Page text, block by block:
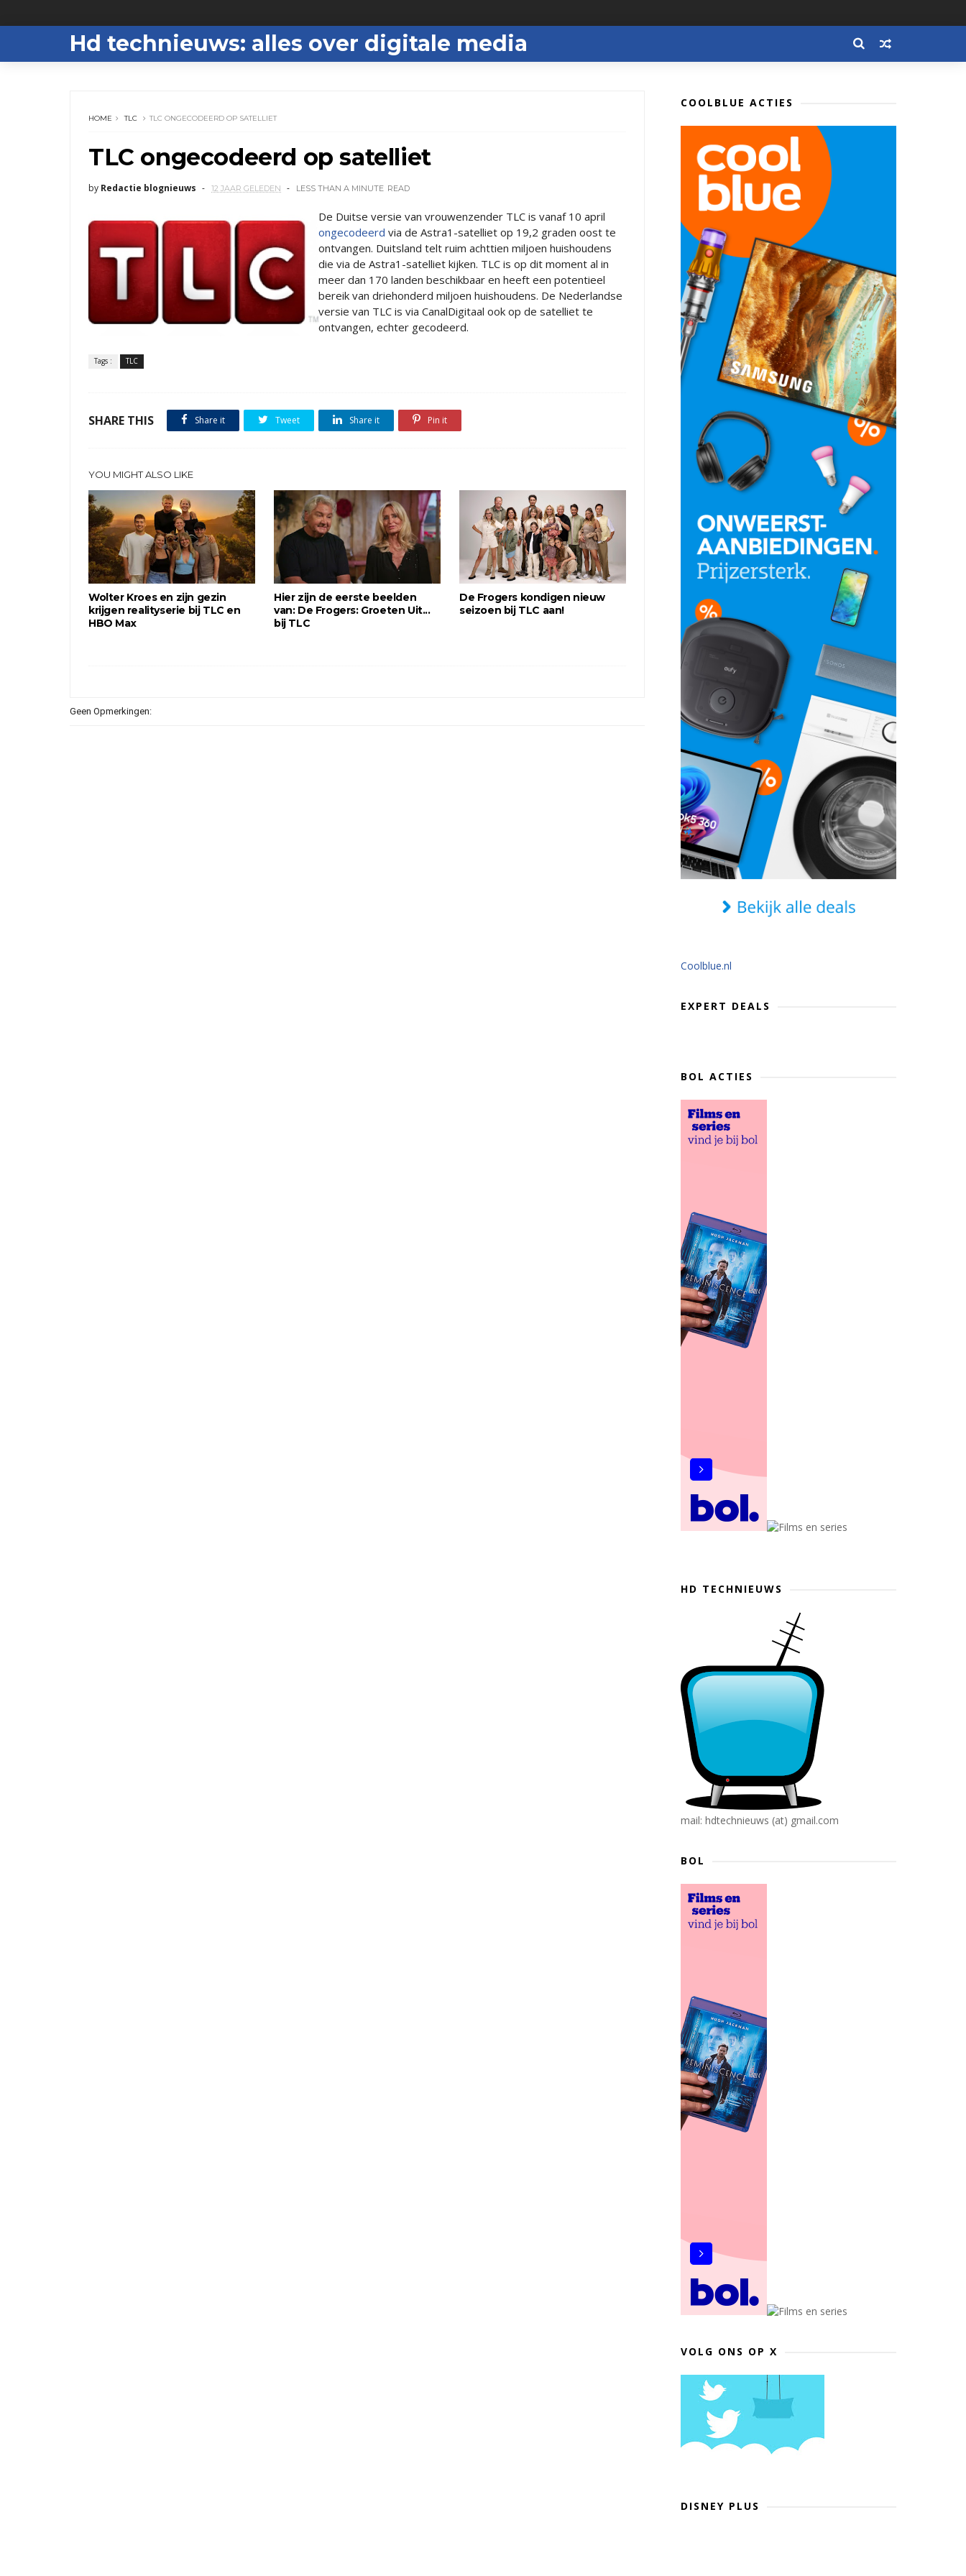
Hd technieuws: alles over digitale media
HOME TLC TLC ONGECODEERD OP SATELLIET
TLC ongecodeerd op satelliet
by Redactie blognieuws 12 JAAR GELEDEN LESS THAN A MINUTE READ
De Duitse versie van vrouwenzender TLC is vanaf 10 april
ongecodeerd via de Astra1-satelliet op 19,2 graden oost te
ontvangen. Duitsland telt ruim achttien miljoen huishoudens
die via de Astra1-satelliet kijken. TLC is op dit moment al in
meer dan 170 landen beschikbaar en heeft een potentieel
bereik van driehonderd miljoen huishoudens. De Nederlandse
versie van TLC is via CanalDigitaal ook op de satelliet te
ontvangen, echter gecodeerd.
Tags : TLC
SHARE THIS Share it Tweet Share it Pin it
YOU MIGHT ALSO LIKE
Wolter Kroes en zijn gezin
krijgen realityserie bij TLC en
HBO Max
Hier zijn de eerste beelden
van: De Frogers: Groeten Uit...
bij TLC
De Frogers kondigen nieuw
seizoen bij TLC aan!
Geen Opmerkingen:
COOLBLUE ACTIES
Coolblue.nl
EXPERT DEALS
BOL ACTIES
HD TECHNIEUWS
mail: hdtechnieuws (at) gmail.com
BOL
VOLG ONS OP X
DISNEY PLUS